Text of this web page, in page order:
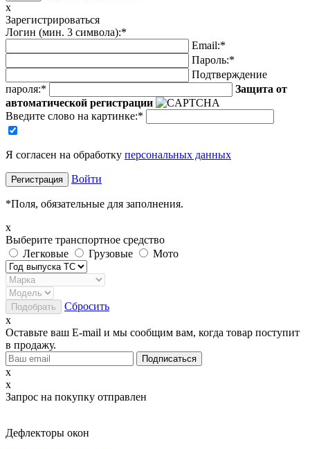
x
Зарегистрироваться
Логин (мин. 3 символа):*
Email:*
Пароль:*
Подтверждение
пароля:*
Защита от
автоматической регистрации
Введите слово на картинке:*
Я согласен на обработку персональных данных
Войти
*Поля, обязательные для заполнения.
x
Выберите транспортное средство
Легковые
Грузовые Мото
Сбросить
x
Оставьте ваш E-mail и мы сообщим вам, когда товар поступит
в продажу.
x
x
Запрос на покупку отправлен
Дефлекторы окон